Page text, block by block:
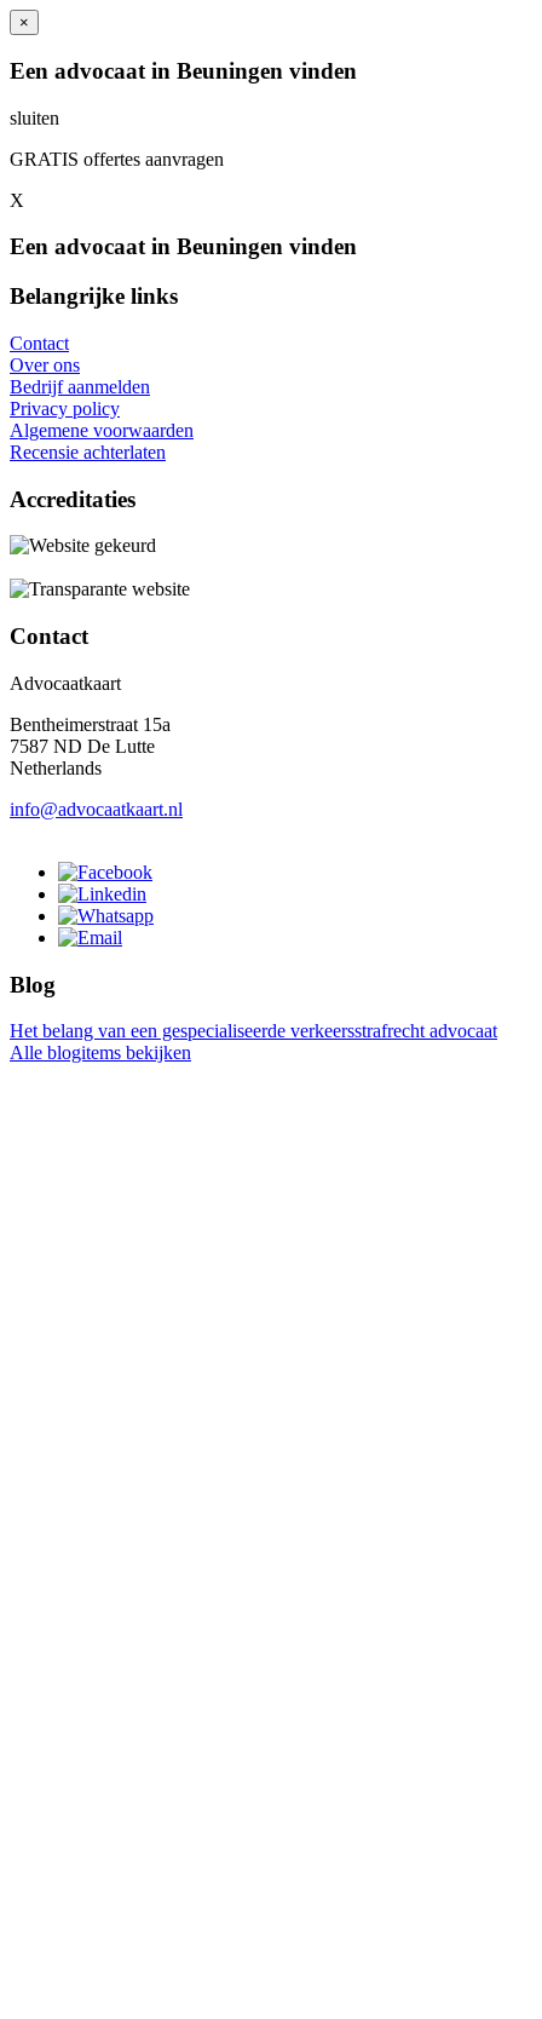
×
Een advocaat in Beuningen vinden
sluiten
GRATIS offertes aanvragen
X
Een advocaat in Beuningen vinden
Belangrijke links
Contact
Over ons
Bedrijf aanmelden
Privacy policy
Algemene voorwaarden
Recensie achterlaten
Accreditaties
Contact
Advocaatkaart
Bentheimerstraat 15a
7587 ND De Lutte
Netherlands
info@advocaatkaart.nl
Blog
Het belang van een gespecialiseerde verkeersstrafrecht advocaat
Alle blogitems bekijken